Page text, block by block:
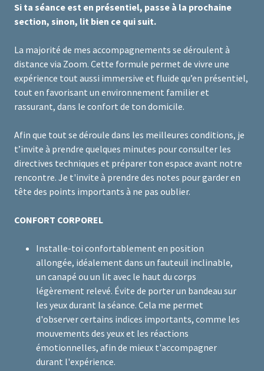
Si ta séance est en présentiel, passe à la prochaine
section, sinon, lit bien ce qui suit.
La majorité de mes accompagnements se déroulent à
distance via Zoom. Cette formule permet de vivre une
expérience tout aussi immersive et fluide qu’en présentiel,
tout en favorisant un environnement familier et
rassurant, dans le confort de ton domicile.
Afin que tout se déroule dans les meilleures conditions, je
t’invite à prendre quelques minutes pour consulter les
directives techniques et préparer ton espace avant notre
rencontre. Je t'invite à prendre des notes pour garder en
tête des points importants à ne pas oublier.
CONFORT CORPOREL
Installe-toi confortablement en position
allongée, idéalement dans un fauteuil inclinable,
un canapé ou un lit avec le haut du corps
légèrement relevé. Évite de porter un bandeau sur
les yeux durant la séance. Cela me permet
d'observer certains indices importants, comme les
mouvements des yeux et les réactions
émotionnelles, afin de mieux t'accompagner
durant l'expérience.